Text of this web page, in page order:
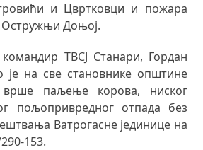
и Цвртковци и пожара
Остружњи Доњој.
ТВСЈ Станари, Гордан
је на све становнике општине
паљење корова, ниског
пољопривредног отпада без
Ватрогасне јединице на
153.